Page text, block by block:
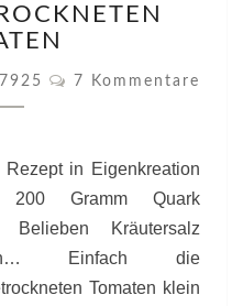
MIT
Kommentare
7 Kommentare
in Eigenkreation
200 Gramm Quark
Belieben Kräutersalz
Einfach die
Tomaten klein